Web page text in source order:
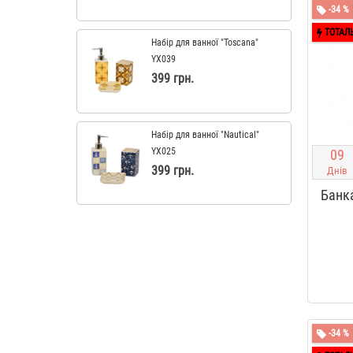
Набір для ванної "Toscana"
YX039
399 грн.
Набір для ванної "Nautical"
YX025
399 грн.
-34 %
09
Днів
-34 %